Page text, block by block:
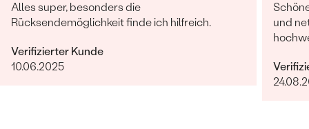
ANSEHEN
Alles super, besonders die
Rücksendemöglichkeit finde ich hilfreich.
Verifizierter Kunde
10.06.2025
und